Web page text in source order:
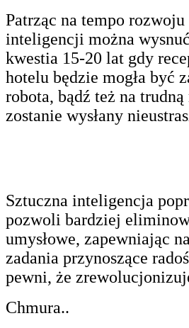
Patrząc na tempo rozwoju
inteligencji można
kwestia 15-20 lat gdy
hotelu będzie mogła być
robota, bądź też na
zostanie wysłany
Sztuczna inteligencja
pozwoli bardziej
umysłowe, zapewniając
zadania przynoszące
pewni, że
Chmura..